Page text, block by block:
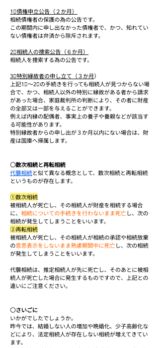
1⃣債権申立公告（２か月）
相続債権者の保護の為の公告です。
この期間内に申し出なかった債権者で、かつ、知れてい
ない債権者は弁済から除斥されます。
2⃣相続人の捜索公告（６か月）
相続人を捜索する為の公告です。
3⃣特別縁故者の申し立て（３か月）
上記1⃣～2⃣の手続きを行っても相続人が見つからない場
合で、かつ、相続人以外の特別に縁故がある者から請求
があった場合、家庭裁判所の判断により、その者に財産
の全部又は一部を与えることができます。
例えば内縁の配偶者、事実上の養子や養親などが該当す
る可能性があります。
特別縁故者からの申し出が３か月以内にない場合は、財
産は国庫へ帰属します。
○数次相続と再転相続
代襲相続と似て異なる概念として、数次相続と再転相続
というものが存在します。
①数次相続
被相続人が死亡し、その相続人が財産を相続する場合
に、 相続についての手続きを行わないまま死亡し、次の
相続が発生してしまうことをいいます。
②再転相続
被相続人が死亡し、その相続人が相続の承認や相続放棄
の意思表示をしないまま熟慮期間中に死亡し、次の相続
が発生してしまうことをいいます。
代襲相続は、推定相続人が先に死亡し、そのあとに被相
続人が死亡した場合に発生するものですので、上記との
違いにご注意ください。
○さいごに
いかがでしたでしょうか。
昨今では、結婚しない人の増加や晩婚化、少子高齢化な
どにより、法定相続人が存在しない相続が増えてきてい
ます。